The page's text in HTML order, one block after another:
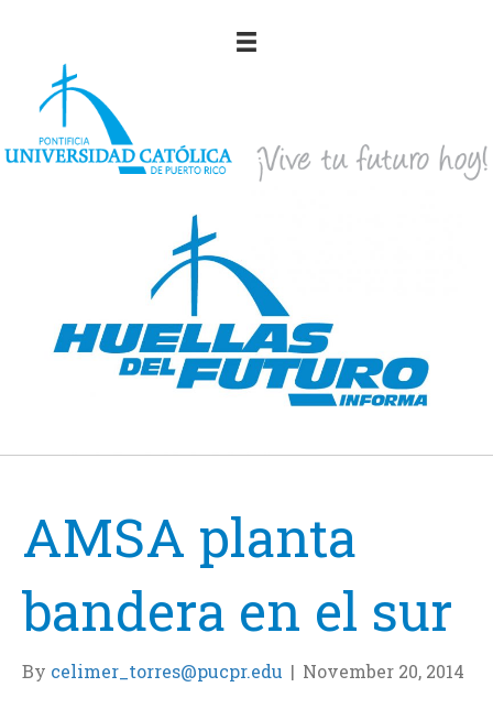
AMSA planta
bandera en el sur
By celimer_torres@pucpr.edu | November 20, 2014